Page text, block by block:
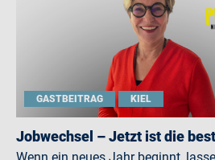
GASTBEITRAG KIEL
Jobwechsel – Jetzt ist die